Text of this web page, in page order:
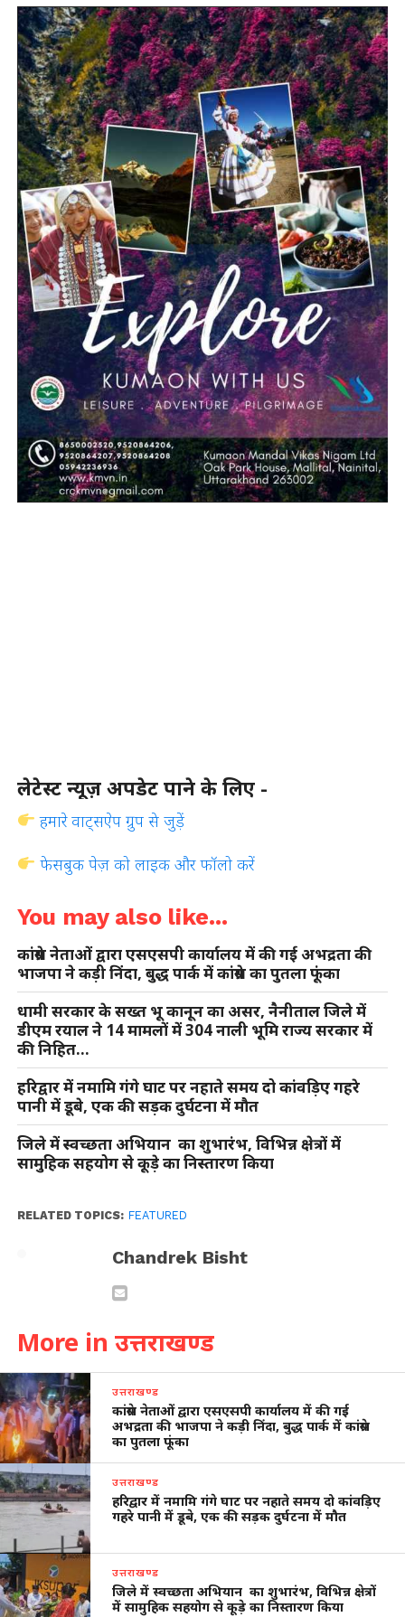
लेटेस्ट न्यूज़ अपडेट पाने के लिए -
हमारे वाट्सऐप ग्रुप से जुड़ें
फेसबुक पेज़ को लाइक और फॉलो करें
You may also like...
कांग्रेस नेताओं द्वारा एसएसपी कार्यालय में की गई अभद्रता की
भाजपा ने कड़ी निंदा, बुद्ध पार्क में कांग्रेस का पुतला फूंका
धामी सरकार के सख्त भू कानून का असर, नैनीताल जिले में
डीएम रयाल ने 14 मामलों में 304 नाली भूमि राज्य सरकार में
की निहित…
हरिद्वार में नमामि गंगे घाट पर नहाते समय दो कांवड़िए गहरे
पानी में डूबे, एक की सड़क दुर्घटना में मौत
जिले में स्वच्छता अभियान का शुभारंभ, विभिन्न क्षेत्रों में
सामुहिक सहयोग से कूड़े का निस्तारण किया
RELATED TOPICS: FEATURED
Chandrek Bisht
More in उत्तराखण्ड
उत्तराखण्ड
कांग्रेस नेताओं द्वारा एसएसपी कार्यालय में की गई
अभद्रता की भाजपा ने कड़ी निंदा, बुद्ध पार्क में कांग्रेस
का पुतला फूंका
उत्तराखण्ड
हरिद्वार में नमामि गंगे घाट पर नहाते समय दो कांवड़िए
गहरे पानी में डूबे, एक की सड़क दुर्घटना में मौत
उत्तराखण्ड
जिले में स्वच्छता अभियान का शुभारंभ, विभिन्न क्षेत्रों
में सामुहिक सहयोग से कूड़े का निस्तारण किया